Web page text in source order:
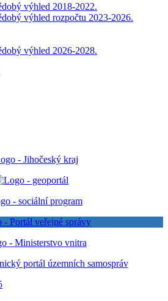
výhled 2018-2022.
výhled rozpočtu 2023-2026.
výhled 2026-2028.